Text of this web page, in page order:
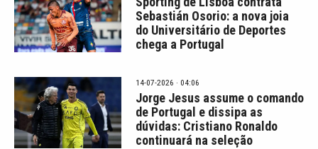
Sebastián Osorio: a nova joia
do Universitário de Deportes
chega a Portugal
14-07-2026 · 04:06
Jorge Jesus assume o comando
de Portugal e dissipa as
dúvidas: Cristiano Ronaldo
continuará na seleção